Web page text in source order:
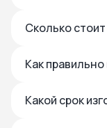
Сколько
Как
Какой срок